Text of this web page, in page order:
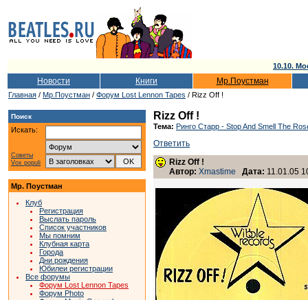
10.10.
Новости Книги Мр.Поустман
Главная / Мр.Поустман / Форум Lost Lennon Tapes / Rizz Off !
Поиск
Искать:
Советы
Vox populi
Мр. Поустман
Клуб
Регистрация
Выслать пароль
Список участников
Мы помним
Клубная карта
Города
Дни рождения
Юбилеи регистрации
Все форумы
Форум Lost Lennon Tapes
Форум Photo
Rizz Off !
Тема: Ринго Старр - Stop And Smell The
Ответить
Rizz Off !
Автор: Xmastime Дата: 11.01.05